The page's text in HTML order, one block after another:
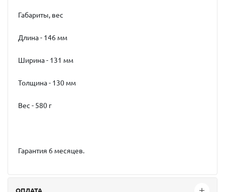
Габариты, вес
Длина - 146 мм
Ширина - 131 мм
Толщина - 130 мм
Вес - 580 г
Гарантия 6 месяцев.
ОПЛАТА